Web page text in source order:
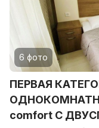
ПЕРВАЯ
comfort С
6 фото